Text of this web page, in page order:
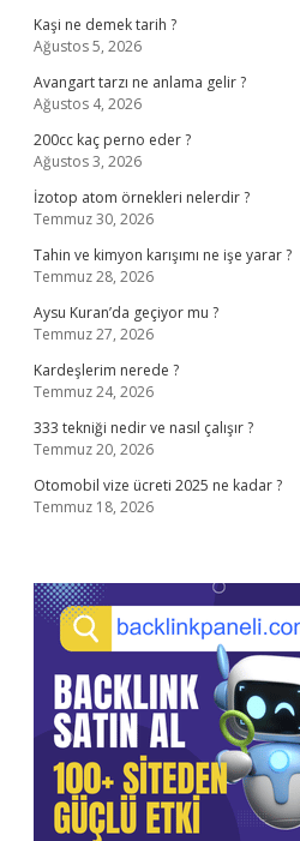
Kaşi ne demek tarih ?
Ağustos 5, 2026
Avangart tarzı ne anlama gelir ?
Ağustos 4, 2026
200cc kaç perno eder ?
Ağustos 3, 2026
İzotop atom örnekleri nelerdir ?
Temmuz 30, 2026
Tahin ve kimyon karışımı ne işe yarar ?
Temmuz 28, 2026
Aysu Kuran’da geçiyor mu ?
Temmuz 27, 2026
Kardeşlerim nerede ?
Temmuz 24, 2026
333 tekniği nedir ve nasıl çalışır ?
Temmuz 20, 2026
Otomobil vize ücreti 2025 ne kadar ?
Temmuz 18, 2026